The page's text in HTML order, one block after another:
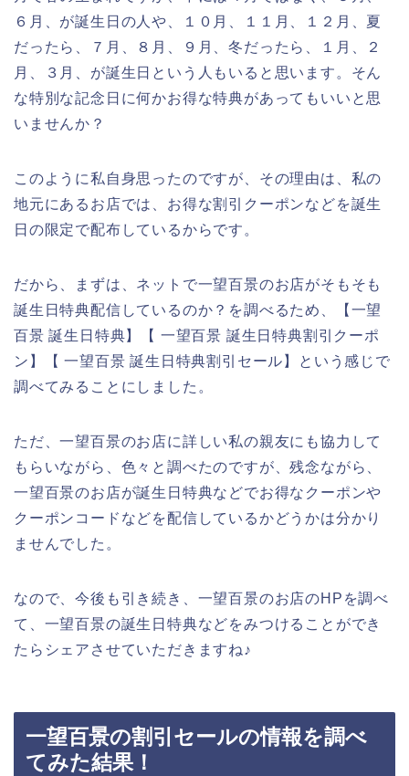
６月、が誕生日の人や、１０月、１１月、１２月、夏
だったら、７月、８月、９月、冬だったら、１月、２
月、３月、が誕生日という人もいると思います。そん
な特別な記念日に何かお得な特典があってもいいと思
いませんか？
このように私自身思ったのですが、その理由は、私の
地元にあるお店では、お得な割引クーポンなどを誕生
日の限定で配布しているからです。
だから、まずは、ネットで一望百景のお店がそもそも
誕生日特典配信しているのか？を調べるため、【一望
百景 誕生日特典】【 一望百景 誕生日特典割引クーポ
ン】【 一望百景 誕生日特典割引セール】という感じで
調べてみることにしました。
ただ、一望百景のお店に詳しい私の親友にも協力して
もらいながら、色々と調べたのですが、残念ながら、
一望百景のお店が誕生日特典などでお得なクーポンや
クーポンコードなどを配信しているかどうかは分かり
ませんでした。
なので、今後も引き続き、一望百景のお店のHPを調べ
て、一望百景の誕生日特典などをみつけることができ
たらシェアさせていただきますね♪
一望百景の割引セールの情報を調べ
てみた結果！